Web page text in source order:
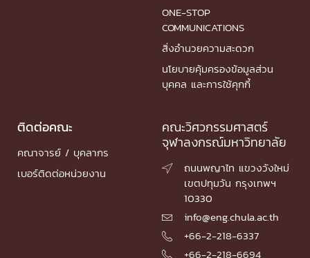
ONE-STOP
COMMUNICATIONS
สิ่งอำนวยความสะดวก
นโยบายคุ้มครองข้อมูลส่วน
บุคคล และการใช้คุกกี้
ติดต่อคณะ
คณาจารย์ / บุคลากร
เบอร์ติดต่อหน่วยงาน
คณะวิศวกรรมศาสตร์
จุฬาลงกรณ์มหาวิทยาลัย

ถนนพญาไท แขวงวังใหม่
เขตปทุมวัน กรุงเทพฯ
10330
 info@eng.chula.ac.th
 +66-2-218-6337
 +66-2-218-6694